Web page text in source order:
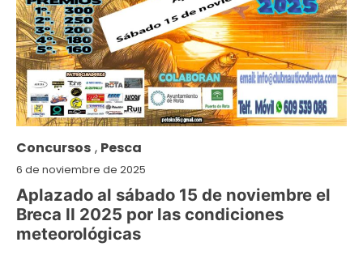
Concursos , Pesca
6 de noviembre de 2025
Aplazado al sábado 15 de noviembre el
Breca II 2025 por las condiciones
meteorológicas